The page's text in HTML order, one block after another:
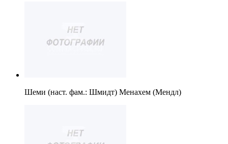
Шеми (наст. фам.: Шмидт) Менахем (Мендл)